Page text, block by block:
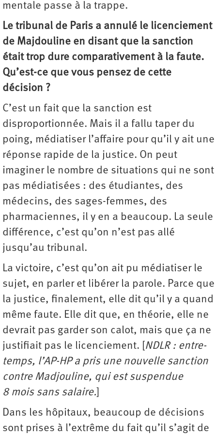
mentale passe à la trappe.
Le tribunal de Paris a annulé le licenciement
de Majdouline en disant que la sanction
était trop dure comparativement à la faute.
Qu’est-ce que vous pensez de cette
décision ?
C’est un fait que la sanction est
disproportionnée. Mais il a fallu taper du
poing, médiatiser l’affaire pour qu’il y ait une
réponse rapide de la justice. On peut
imaginer le nombre de situations qui ne sont
pas médiatisées : des étudiantes, des
médecins, des sages-femmes, des
pharmaciennes, il y en a beaucoup. La seule
différence, c’est qu’on n’est pas allé
jusqu’au tribunal.
La victoire, c’est qu’on ait pu médiatiser le
sujet, en parler et libérer la parole. Parce que
la justice, finalement, elle dit qu’il y a quand
même faute. Elle dit que, en théorie, elle ne
devrait pas garder son calot, mais que ça ne
justifiait pas le licenciement. [ NDLR : entre-
temps, l’AP-HP a pris une nouvelle sanction
contre Madjouline, qui est suspendue
8 mois sans salaire.
Dans les hôpitaux, beaucoup de décisions
sont prises à l’extrême du fait qu’il s’agit de